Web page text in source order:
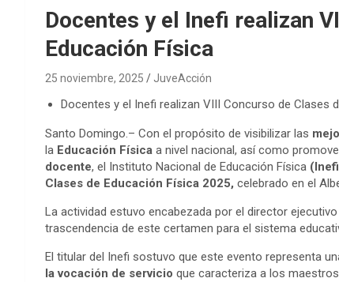
Docentes y el Inefi realizan
Educación Física
25 noviembre, 2025 JuveAcción
Docentes y el Inefi realizan VIII Concurso de Clases
Santo Domingo.– Con el propósito de visibilizar las
la Educación Física a nivel nacional, así como
docente, el Instituto Nacional de Educación Física
Clases de Educación Física 2025, celebrado en el
La actividad estuvo encabezada por el director ejecutivo
trascendencia de este certamen para el sistema
El titular del Inefi sostuvo que este evento representa
la vocación de servicio que caracteriza a los